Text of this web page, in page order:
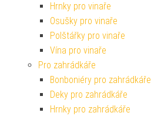
Hrnky pro vinaře
Osušky pro vinaře
Polštářky pro vinaře
Vína pro vinaře
Pro zahrádkáře
Bonboniéry pro zahrádkáře
Deky pro zahrádkáře
Hrnky pro zahrádkáře